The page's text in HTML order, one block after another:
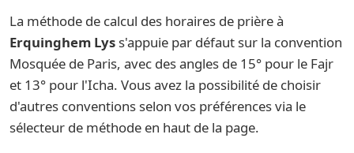
La méthode de calcul des horaires de prière à
Erquinghem Lys s'appuie par défaut sur la convention
Mosquée de Paris, avec des angles de 15° pour le Fajr
et 13° pour l'Icha. Vous avez la possibilité de choisir
d'autres conventions selon vos préférences via le
sélecteur de méthode en haut de la page.